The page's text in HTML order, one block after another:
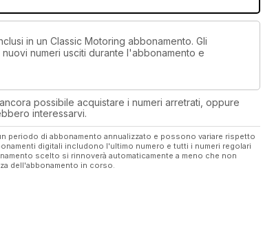
in un Classic Motoring abbonamento. Gli
numeri usciti durante l'abbonamento e
possibile acquistare i numeri arretrati, oppure
interessarvi.
periodo di abbonamento annualizzato e possono variare rispetto
digitali includono l'ultimo numero e tutti i numeri regolari
scelto si rinnoverà automaticamente a meno che non
dell'abbonamento in corso.